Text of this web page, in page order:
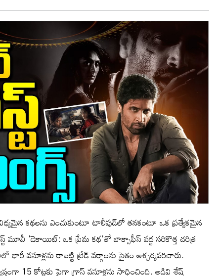
కథలను ఎంచుకుంటూ టాలీవుడ్‌లో తనకంటూ ఒక ప్రత్యేకమైన
లేటెస్ట్ మూవీ 'డెకాయిట్: ఒక ప్రేమ కథ'తో బాక్సాఫీస్ వద్ద సరికొత్త చరిత్ర
వసూళ్లను రాబట్టి ట్రేడ్ వర్గాలను సైతం ఆశ్చర్యపరిచారు.
15 కోట్లకు పైగా గ్రాస్ వసూళ్లను సాధించింది. అడివి శేష్